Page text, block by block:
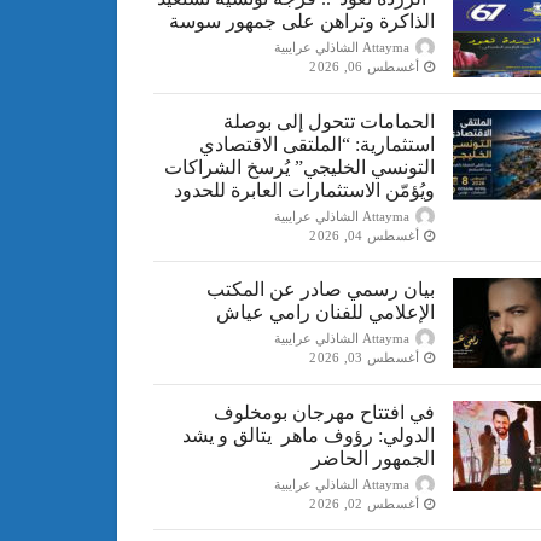
الذاكرة وتراهن على جمهور سوسة
Attayma الشاذلي عرايبية
أغسطس 06, 2026
الحمامات تتحول إلى بوصلة
استثمارية: “الملتقى الاقتصادي
التونسي الخليجي” يُرسخ الشراكات
ويُؤمّن الاستثمارات العابرة للحدود
Attayma الشاذلي عرايبية
أغسطس 04, 2026
بيان رسمي صادر عن المكتب
الإعلامي للفنان رامي عياش
Attayma الشاذلي عرايبية
أغسطس 03, 2026
في افتتاح مهرجان بومخلوف
الدولي: رؤوف ماهر يتالق و يشد
الجمهور الحاضر
Attayma الشاذلي عرايبية
أغسطس 02, 2026